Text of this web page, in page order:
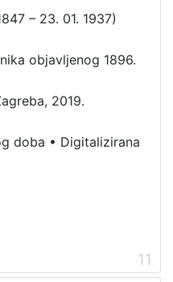
– 23. 01. 1937)
objavljenog 1896.
2019.
doba • Digitalizirana
11